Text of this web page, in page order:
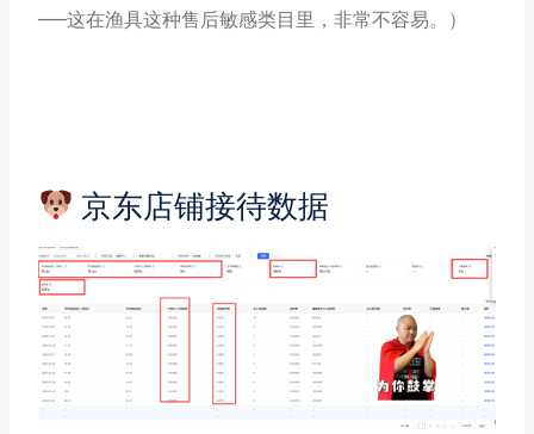
——这在渔具这种售后敏感类目里，非常不容易。）
京东店铺接待数据